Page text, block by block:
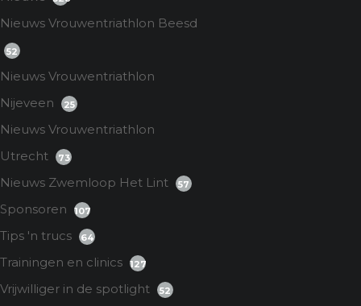
Nieuws Vrouwentriathlon Beesd
52
Nieuws Vrouwentriathlon
Nijeveen
25
Nieuws Vrouwentriathlon
Utrecht
73
Nieuws Zwemloop Het Lint 57
Sponsoren 107
Tips 'n trucs 64
Trainingen en clinics 127
Vrijwilliger in de spotlight 52